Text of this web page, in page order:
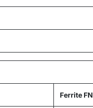
Ferrite FN